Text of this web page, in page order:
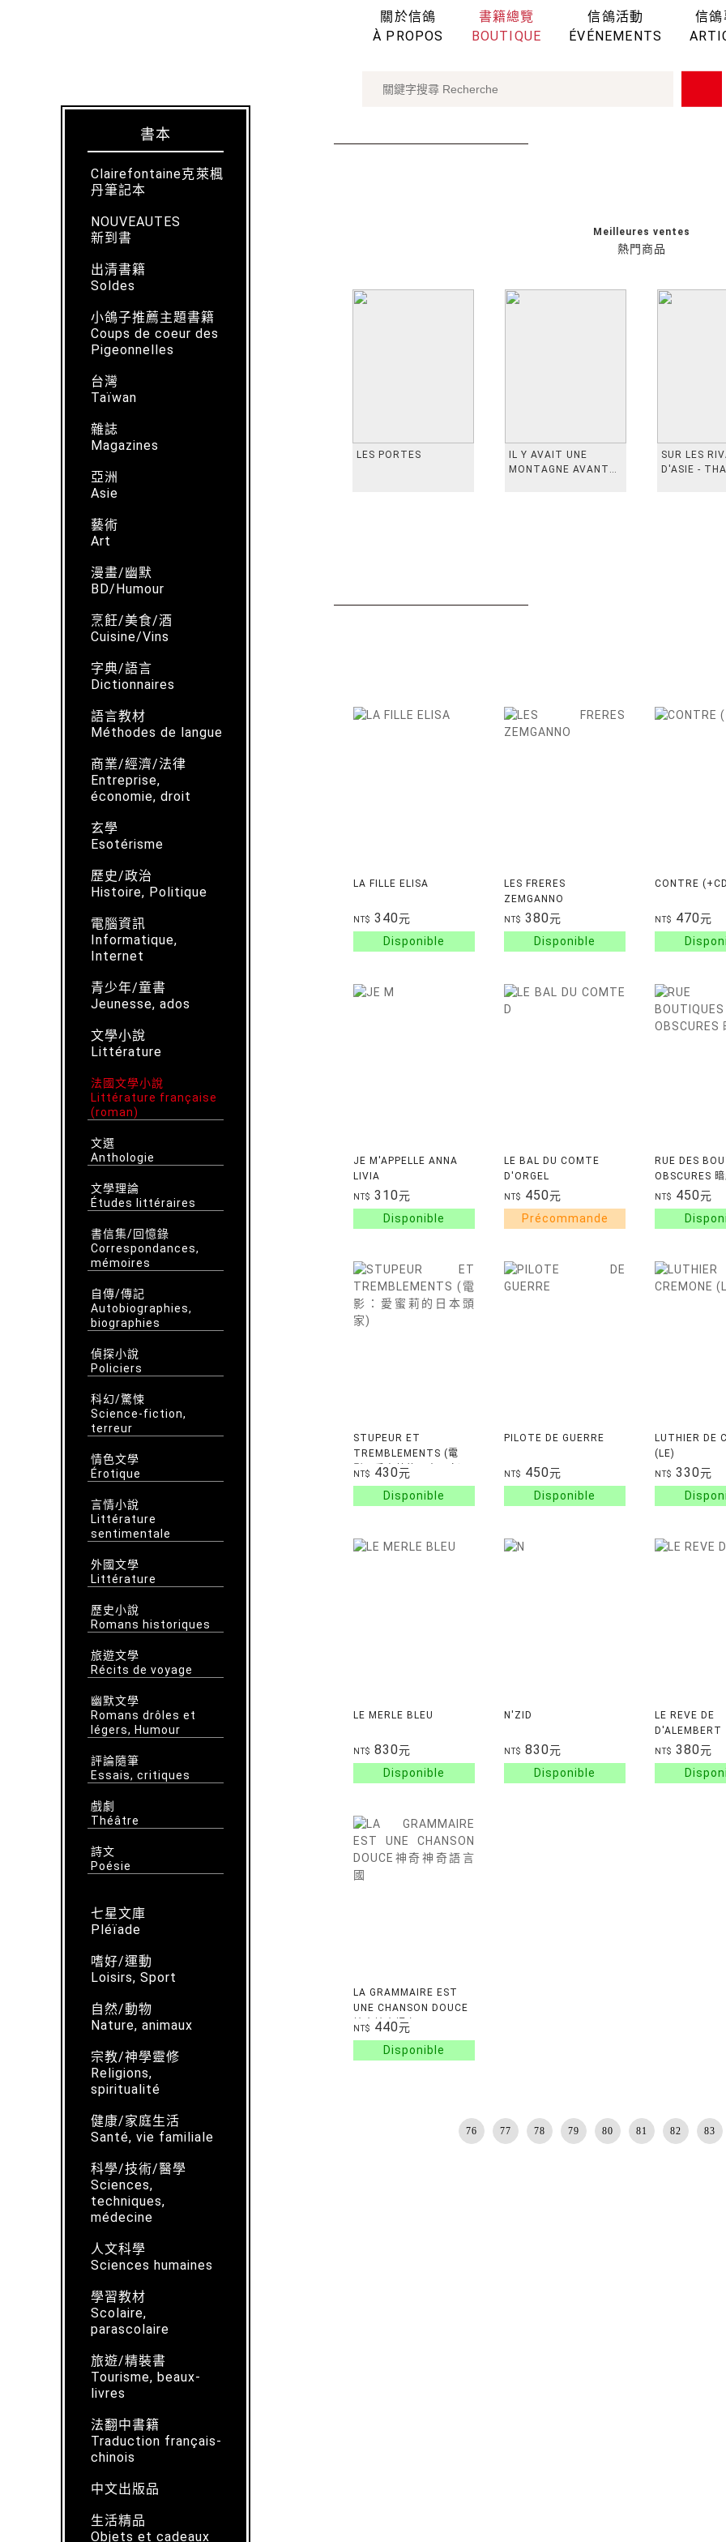
關於信鴿
À PROPOS
書籍總覽
BOUTIQUE
信鴿活動
ÉVÉNEMENTS
信鴿
書本
Clairefontaine克萊楓
丹筆記本
NOUVEAUTES
新到書
出清書籍
Soldes
小鴿子推薦主題書籍
Coups de coeur des
Pigeonnelles
台灣
Taïwan
雜誌
Magazines
亞洲
Asie
藝術
Art
漫畫/幽默
BD/Humour
烹飪/美食/酒
Cuisine/Vins
字典/語言
Dictionnaires
語言教材
Méthodes de langue
商業/經濟/法律
Entreprise,
économie, droit
玄學
Esotérisme
歷史/政治
Histoire, Politique
電腦資訊
Informatique,
Internet
青少年/童書
Jeunesse, ados
文學小說
Littérature
法國文學小說
Littérature française
(roman)
文選
Anthologie
文學理論
Études littéraires
書信集/回憶錄
Correspondances,
mémoires
自傳/傳記
Autobiographies,
biographies
偵探小說
Policiers
科幻/驚悚
Science-fiction,
terreur
情色文學
Érotique
言情小說
Littérature
sentimentale
外國文學
Littérature
歷史小說
Romans historiques
旅遊文學
Récits de voyage
幽默文學
Romans drôles et
légers, Humour
評論隨筆
Essais, critiques
戲劇
Théâtre
詩文
Poésie
七星文庫
Pléïade
嗜好/運動
Loisirs, Sport
自然/動物
Nature, animaux
宗教/神學靈修
Religions,
spiritualité
健康/家庭生活
Santé, vie familiale
科學/技術/醫學
Sciences,
techniques,
médecine
人文科學
Sciences humaines
學習教材
Scolaire,
parascolaire
旅遊/精裝書
Tourisme, beaux-
livres
法翻中書籍
Traduction français-
chinois
中文出版品
生活精品
Objets et cadeaux
熱門商品
Meilleures ventes
LES PORTES
IL Y AVAIT UNE
MONTAGNE AVANT
SUR LES
D'ASIE -
LA FILLE ELISA
NT$ 340元
LES FRERES
ZEMGANNO
NT$ 380元
CONTRE
NT$ 470元
JE M'APPELLE ANNA
LIVIA
NT$ 310元
LE BAL DU COMTE
D'ORGEL
NT$ 450元
RUE DES
OBSCURES
NT$ 450元
STUPEUR ET
TREMBLEMENTS (電
影：愛蜜莉的日本頭家)
NT$ 430元
PILOTE DE GUERRE
NT$ 450元
LUTHIER DE
(LE)
NT$ 330元
LE MERLE BLEU
NT$ 830元
N'ZID
NT$ 830元
LE REVE DE
D'ALEMBERT
NT$ 380元
LA GRAMMAIRE EST
UNE CHANSON DOUCE
神奇神奇語言國
NT$ 440元
76 77 78 79 80 81 82 83